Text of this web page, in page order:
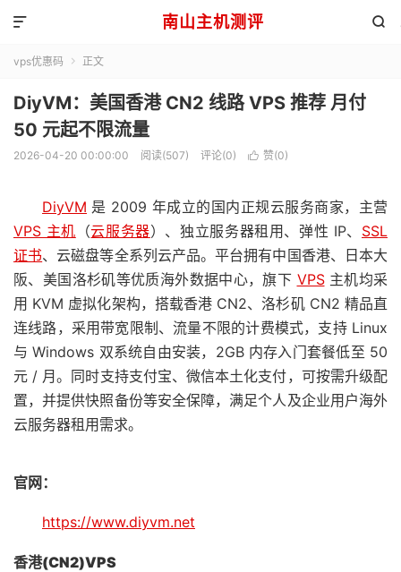
南山主机测评 

vps优惠码  正文
DiyVM：美国香港 CN2 线路 VPS 推荐 月付
50 元起不限流量
2026-04-20 00:00:00 阅读(507) 评论(0)  赞(0)
DiyVM 是 2009 年成立的国内正规云服务商家，主营
VPS 主机 （云服务器）、独立服务器租用、弹性 IP、 SSL
证书、云磁盘等全系列云产品。平台拥有中国香港、日本大
阪、美国洛杉矶等优质海外数据中心，旗下 VPS主机均采
用 KVM 虚拟化架构，搭载香港 CN2、洛杉矶 CN2 精品直
连线路，采用带宽限制、流量不限的计费模式，支持 Linux
与 Windows 双系统自由安装，2GB 内存入门套餐低至 50
元 / 月。同时支持支付宝、微信本土化支付，可按需升级配
置，并提供快照备份等安全保障，满足个人及企业用户海外
云服务器租用需求。
官网：
https://www.diyvm.net
香港(CN2)VPS